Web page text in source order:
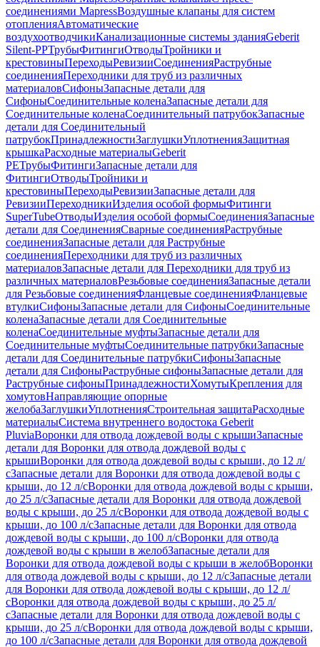
соединениями MapressВоздушные клапаны для систем
отопленияАвтоматические
воздухоотводчикиКанализационные системы зданияGeberit
Silent-PPТрубыФитингиОтводыТройники и
крестовиныПереходыРевизииСоединенияРаструбные
соединенияПереходники для труб из различных
материаловСифоныЗапасные детали для
СифоныСоединительные коленаЗапасные детали для
Соединительные коленаСоединительный патрубокЗапасные
детали для Соединительный
патрубокПринадлежностиЗаглушкиУплотненияЗащитная
крышкаРасходные материалыGeberit
PEТрубыФитингиЗапасные детали для
ФитингиОтводыТройники и
крестовиныПереходыРевизииЗапасные детали для
РевизииПереходникиИзделия особой формыФитинги
SuperTubeОтводыИзделия особой формыСоединенияЗапасные
детали для СоединенияСварные соединенияРаструбные
соединенияЗапасные детали для Раструбные
соединенияПереходники для труб из различных
материаловЗапасные детали для Переходники для труб из
различных материаловРезьбовые соединенияЗапасные детали
для Резьбовые соединенияФланцевые соединенияФланцевые
втулкиСифоныЗапасные детали для СифоныСоединительные
коленаЗапасные детали для Соединительные
коленаСоединительные муфтыЗапасные детали для
Соединительные муфтыСоединительные патрубкиЗапасные
детали для Соединительные патрубкиСифоныЗапасные
детали для СифоныРаструбные сифоныЗапасные детали для
Раструбные сифоныПринадлежностиХомутыКрепления для
хомутовНаправляющие опорные
желобаЗаглушкиУплотненияСтроительная защитаРасходные
материалыСистема внутреннего водостока Geberit
PluviaВоронки для отвода дождевой воды с крышиЗапасные
детали для Воронки для отвода дождевой воды с
крышиВоронки для отвода дождевой воды с крыши, до 12 л/
сЗапасные детали для Воронки для отвода дождевой воды с
крыши, до 12 л/сВоронки для отвода дождевой воды с крыши,
до 25 л/сЗапасные детали для Воронки для отвода дождевой
воды с крыши, до 25 л/сВоронки для отвода дождевой воды с
крыши, до 100 л/сЗапасные детали для Воронки для отвода
дождевой воды с крыши, до 100 л/сВоронки для отвода
дождевой воды с крыши в желобЗапасные детали для
Воронки для отвода дождевой воды с крыши в желобВоронки
для отвода дождевой воды с крыши, до 12 л/сЗапасные детали
для Воронки для отвода дождевой воды с крыши, до 12 л/
сВоронки для отвода дождевой воды с крыши, до 25 л/
сЗапасные детали для Воронки для отвода дождевой воды с
крыши, до 25 л/сВоронки для отвода дождевой воды с крыши,
до 100 л/сЗапасные детали для Воронки для отвода дождевой